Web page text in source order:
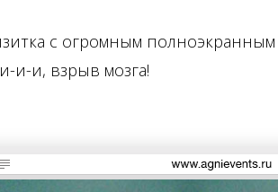
что именно в этой картинке
с огромным
и-и, взрыв мозга!